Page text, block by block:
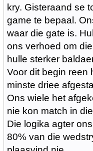
kry. Gisteraand se
game te bepaal.
waar die gate is.
ons verhoed om
hulle sterker
Voor dit begin reen
minste driee
Ons wiele het
nie kon match in
Die logika agter
80% van die